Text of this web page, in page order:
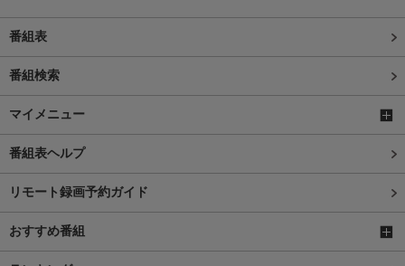
番組表
番組検索
マイメニュー
番組表ヘルプ
リモート録画予約ガイド
おすすめ番組